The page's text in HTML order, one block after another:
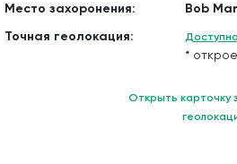
Место захоронения:
Bob
Точная геолокация:
*
Открыть карточку